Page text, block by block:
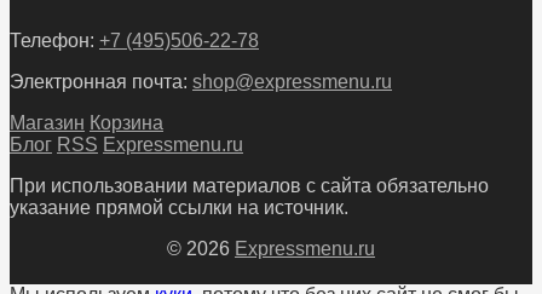
Телефон: +7 (495)506-22-78
Электронная почта: shop@expressmenu.ru
Магазин Корзина
Блог RSS Expressmenu.ru
При использовании материалов с сайта обязательно
указание прямой ссылки на источник.
© 2026 Expressmenu.ru